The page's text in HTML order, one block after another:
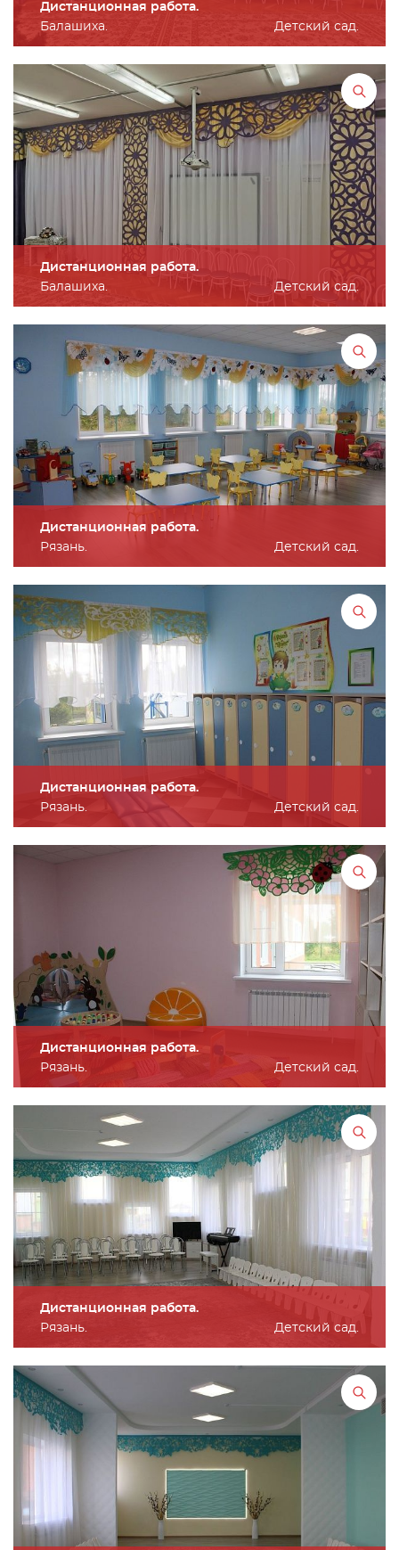
Дистанционная работа.
Балашиха.
Детский сад.
Дистанционная работа.
Балашиха.
Детский сад.
Дистанционная работа.
Рязань.
Детский сад.
Дистанционная работа.
Рязань.
Детский сад.
Дистанционная работа.
Рязань.
Детский сад.
Дистанционная работа.
Рязань.
Детский сад.